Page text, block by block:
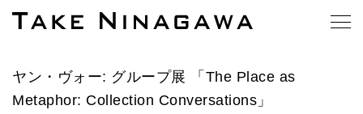
ヤン・ヴォー: グループ展 「The Place as
Metaphor: Collection Conversations」